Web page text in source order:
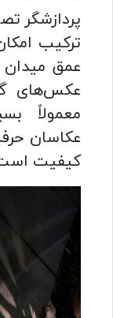
ترکیب
عمق
عکس‌های
معمولاً
عکاسان
کیفیت